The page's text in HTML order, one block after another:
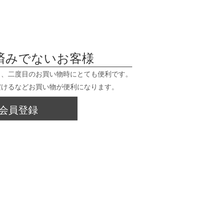
みでないお客様
二度目のお買い物時にとても便利です。
るなどお買い物が便利になります。
員登録